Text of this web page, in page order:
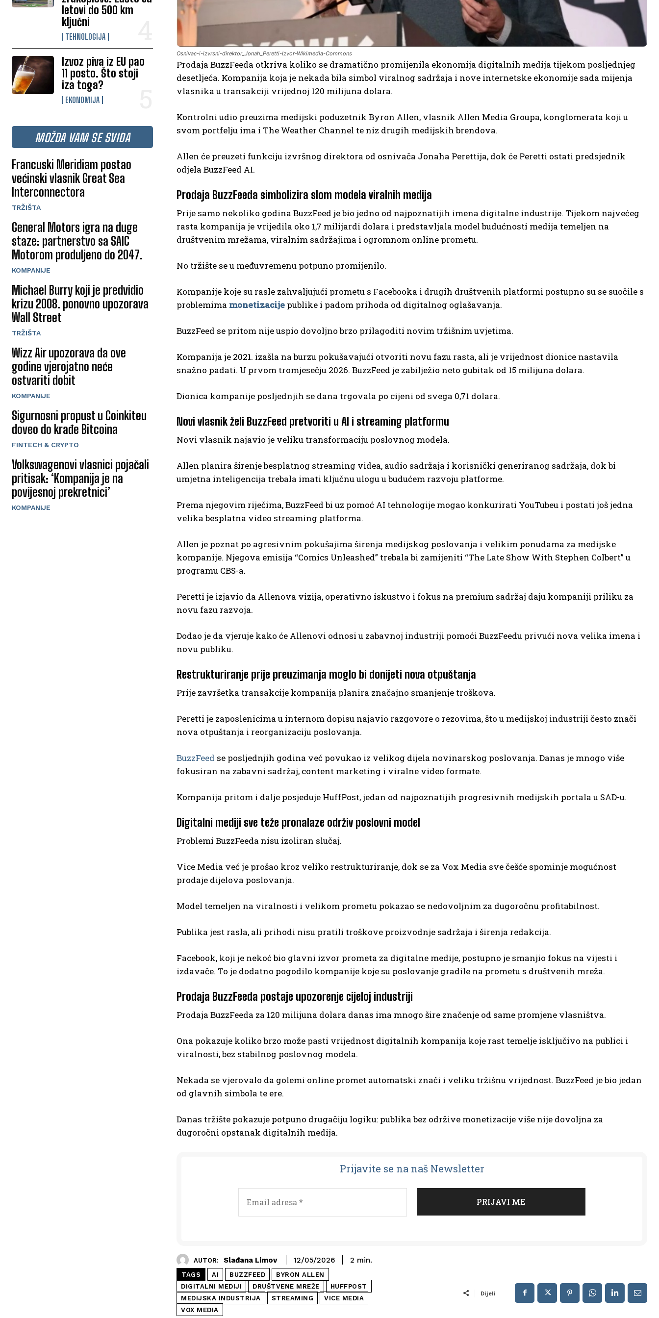
letovi do 500 km
ključni
TEHNOLOGIJA
Izvoz piva iz EU pao
11 posto. Što stoji
iza toga?
EKONOMIJA
MOŽDA VAM SE SVIĐA
Francuski Meridiam postao
većinski vlasnik Great Sea
Interconnectora
TRŽIŠTA
General Motors igra na duge
staze: partnerstvo sa SAIC
Motorom produljeno do 2047.
KOMPANIJE
Michael Burry koji je predvidio
krizu 2008. ponovno upozorava
Wall Street
TRŽIŠTA
Wizz Air upozorava da ove
godine vjerojatno neće
ostvariti dobit
KOMPANIJE
Sigurnosni propust u Coinkiteu
doveo do krađe Bitcoina
FINTECH & CRYPTO
Volkswagenovi vlasnici pojačali
pritisak: ‘Kompanija je na
povijesnoj prekretnici’
KOMPANIJE
Osnivac-i-izvrsni-direktor_Jonah_Peretti-Izvor-Wikimedia-Commons
Prodaja BuzzFeeda otkriva koliko se dramatično promijenila ekonomija digitalnih medija tijekom posljednjeg
desetljeća. Kompanija koja je nekada bila simbol viralnog sadržaja i nove internetske ekonomije sada mijenja
vlasnika u transakciji vrijednoj 120 milijuna dolara.
Kontrolni udio preuzima medijski poduzetnik Byron Allen, vlasnik Allen Media Groupa, konglomerata koji u
svom portfelju ima i The Weather Channel te niz drugih medijskih brendova.
Allen će preuzeti funkciju izvršnog direktora od osnivača Jonaha Perettija, dok će Peretti ostati predsjednik
odjela BuzzFeed AI.
Prodaja BuzzFeeda simbolizira slom modela viralnih medija
Prije samo nekoliko godina BuzzFeed je bio jedno od najpoznatijih imena digitalne industrije. Tijekom najvećeg
rasta kompanija je vrijedila oko 1,7 milijardi dolara i predstavljala model budućnosti medija temeljen na
društvenim mrežama, viralnim sadržajima i ogromnom online prometu.
No tržište se u međuvremenu potpuno promijenilo.
Kompanije koje su rasle zahvaljujući prometu s Facebooka i drugih društvenih platformi postupno su se suočile s
problemima monetizacije publike i padom prihoda od digitalnog oglašavanja.
BuzzFeed se pritom nije uspio dovoljno brzo prilagoditi novim tržišnim uvjetima.
Kompanija je 2021. izašla na burzu pokušavajući otvoriti novu fazu rasta, ali je vrijednost dionice nastavila
snažno padati. U prvom tromjesečju 2026. BuzzFeed je zabilježio neto gubitak od 15 milijuna dolara.
Dionica kompanije posljednjih se dana trgovala po cijeni od svega 0,71 dolara.
Novi vlasnik želi BuzzFeed pretvoriti u AI i streaming platformu
Novi vlasnik najavio je veliku transformaciju poslovnog modela.
Allen planira širenje besplatnog streaming videa, audio sadržaja i korisnički generiranog sadržaja, dok bi
umjetna inteligencija trebala imati ključnu ulogu u budućem razvoju platforme.
Prema njegovim riječima, BuzzFeed bi uz pomoć AI tehnologije mogao konkurirati YouTubeu i postati još jedna
velika besplatna video streaming platforma.
Allen je poznat po agresivnim pokušajima širenja medijskog poslovanja i velikim ponudama za medijske
kompanije. Njegova emisija “Comics Unleashed” trebala bi zamijeniti “The Late Show With Stephen Colbert” u
programu CBS-a.
Peretti je izjavio da Allenova vizija, operativno iskustvo i fokus na premium sadržaj daju kompaniji priliku za
novu fazu razvoja.
Dodao je da vjeruje kako će Allenovi odnosi u zabavnoj industriji pomoći BuzzFeedu privući nova velika imena i
novu publiku.
Restrukturiranje prije preuzimanja moglo bi donijeti nova otpuštanja
Prije završetka transakcije kompanija planira značajno smanjenje troškova.
Peretti je zaposlenicima u internom dopisu najavio razgovore o rezovima, što u medijskoj industriji često znači
nova otpuštanja i reorganizaciju poslovanja.
BuzzFeed se posljednjih godina već povukao iz velikog dijela novinarskog poslovanja. Danas je mnogo više
fokusiran na zabavni sadržaj, content marketing i viralne video formate.
Kompanija pritom i dalje posjeduje HuffPost, jedan od najpoznatijih progresivnih medijskih portala u SAD-u.
Digitalni mediji sve teže pronalaze održiv poslovni model
Problemi BuzzFeeda nisu izoliran slučaj.
Vice Media već je prošao kroz veliko restrukturiranje, dok se za Vox Media sve češće spominje mogućnost
prodaje dijelova poslovanja.
Model temeljen na viralnosti i velikom prometu pokazao se nedovoljnim za dugoročnu profitabilnost.
Publika jest rasla, ali prihodi nisu pratili troškove proizvodnje sadržaja i širenja redakcija.
Facebook, koji je nekoć bio glavni izvor prometa za digitalne medije, postupno je smanjio fokus na vijesti i
izdavače. To je dodatno pogodilo kompanije koje su poslovanje gradile na prometu s društvenih mreža.
Prodaja BuzzFeeda postaje upozorenje cijeloj industriji
Prodaja BuzzFeeda za 120 milijuna dolara danas ima mnogo šire značenje od same promjene vlasništva.
Ona pokazuje koliko brzo može pasti vrijednost digitalnih kompanija koje rast temelje isključivo na publici i
viralnosti, bez stabilnog poslovnog modela.
Nekada se vjerovalo da golemi online promet automatski znači i veliku tržišnu vrijednost. BuzzFeed je bio jedan
od glavnih simbola te ere.
Danas tržište pokazuje potpuno drugačiju logiku: publika bez održive monetizacije više nije dovoljna za
dugoročni opstanak digitalnih medija.
Prijavite se na naš Newsletter
AUTOR: Slađana Limov 12/05/2026 2 min.
TAGS AI BUZZFEED
BYRON ALLEN
DIGITALNI MEDIJI
DRUŠTVENE MREŽE
HUFFPOST
MEDIJSKA INDUSTRIJA
STREAMING
VICE MEDIA
VOX MEDIA
Dijeli